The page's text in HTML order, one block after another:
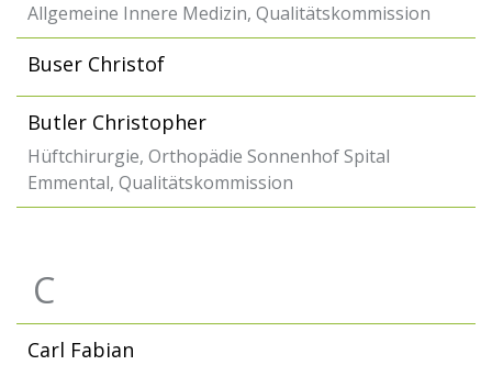
Allgemeine Innere Medizin, Qualitätskommission
Buser Christof
Butler Christopher
Hüftchirurgie, Orthopädie Sonnenhof Spital
Emmental, Qualitätskommission
C
Carl Fabian